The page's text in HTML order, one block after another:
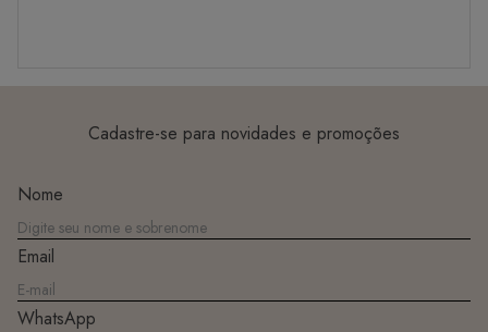
Cadastre-se para novidades e promoções
Nome
Email
WhatsApp